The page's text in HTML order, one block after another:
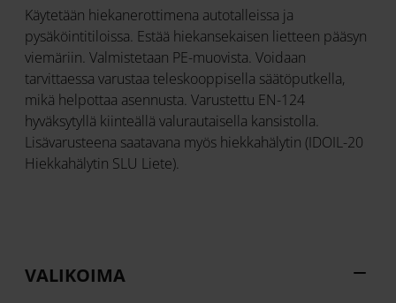
Käytetään hiekanerottimena autotalleissa ja
pysäköintitiloissa. Estää hiekansekaisen lietteen pääsyn
viemäriin. Valmistetaan PE-muovista. Voidaan
tarvittaessa varustaa teleskooppisella säätöputkella,
mikä helpottaa asennusta. Varustettu EN-124
hyväksytyllä kiinteällä valurautaisella kansistolla.
Lisävarusteena saatavana myös hiekkahälytin (IDOIL-20
Hiekkahälytin SLU Liete).
VALIKOIMA